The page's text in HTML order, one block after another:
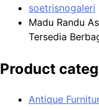
soetrisnogaleri
Madu Randu
Tersedia
Product
Antique